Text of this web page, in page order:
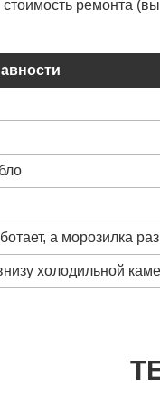
стоимость ремонта
а морозилка
холодильной